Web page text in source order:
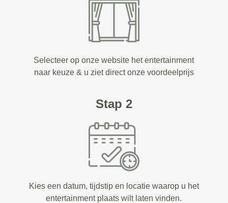
Selecteer op onze website het entertainment
naar keuze & u ziet direct onze voordeelprijs
Stap 2
Kies een datum, tijdstip en locatie waarop u het
entertainment plaats wilt laten vinden.